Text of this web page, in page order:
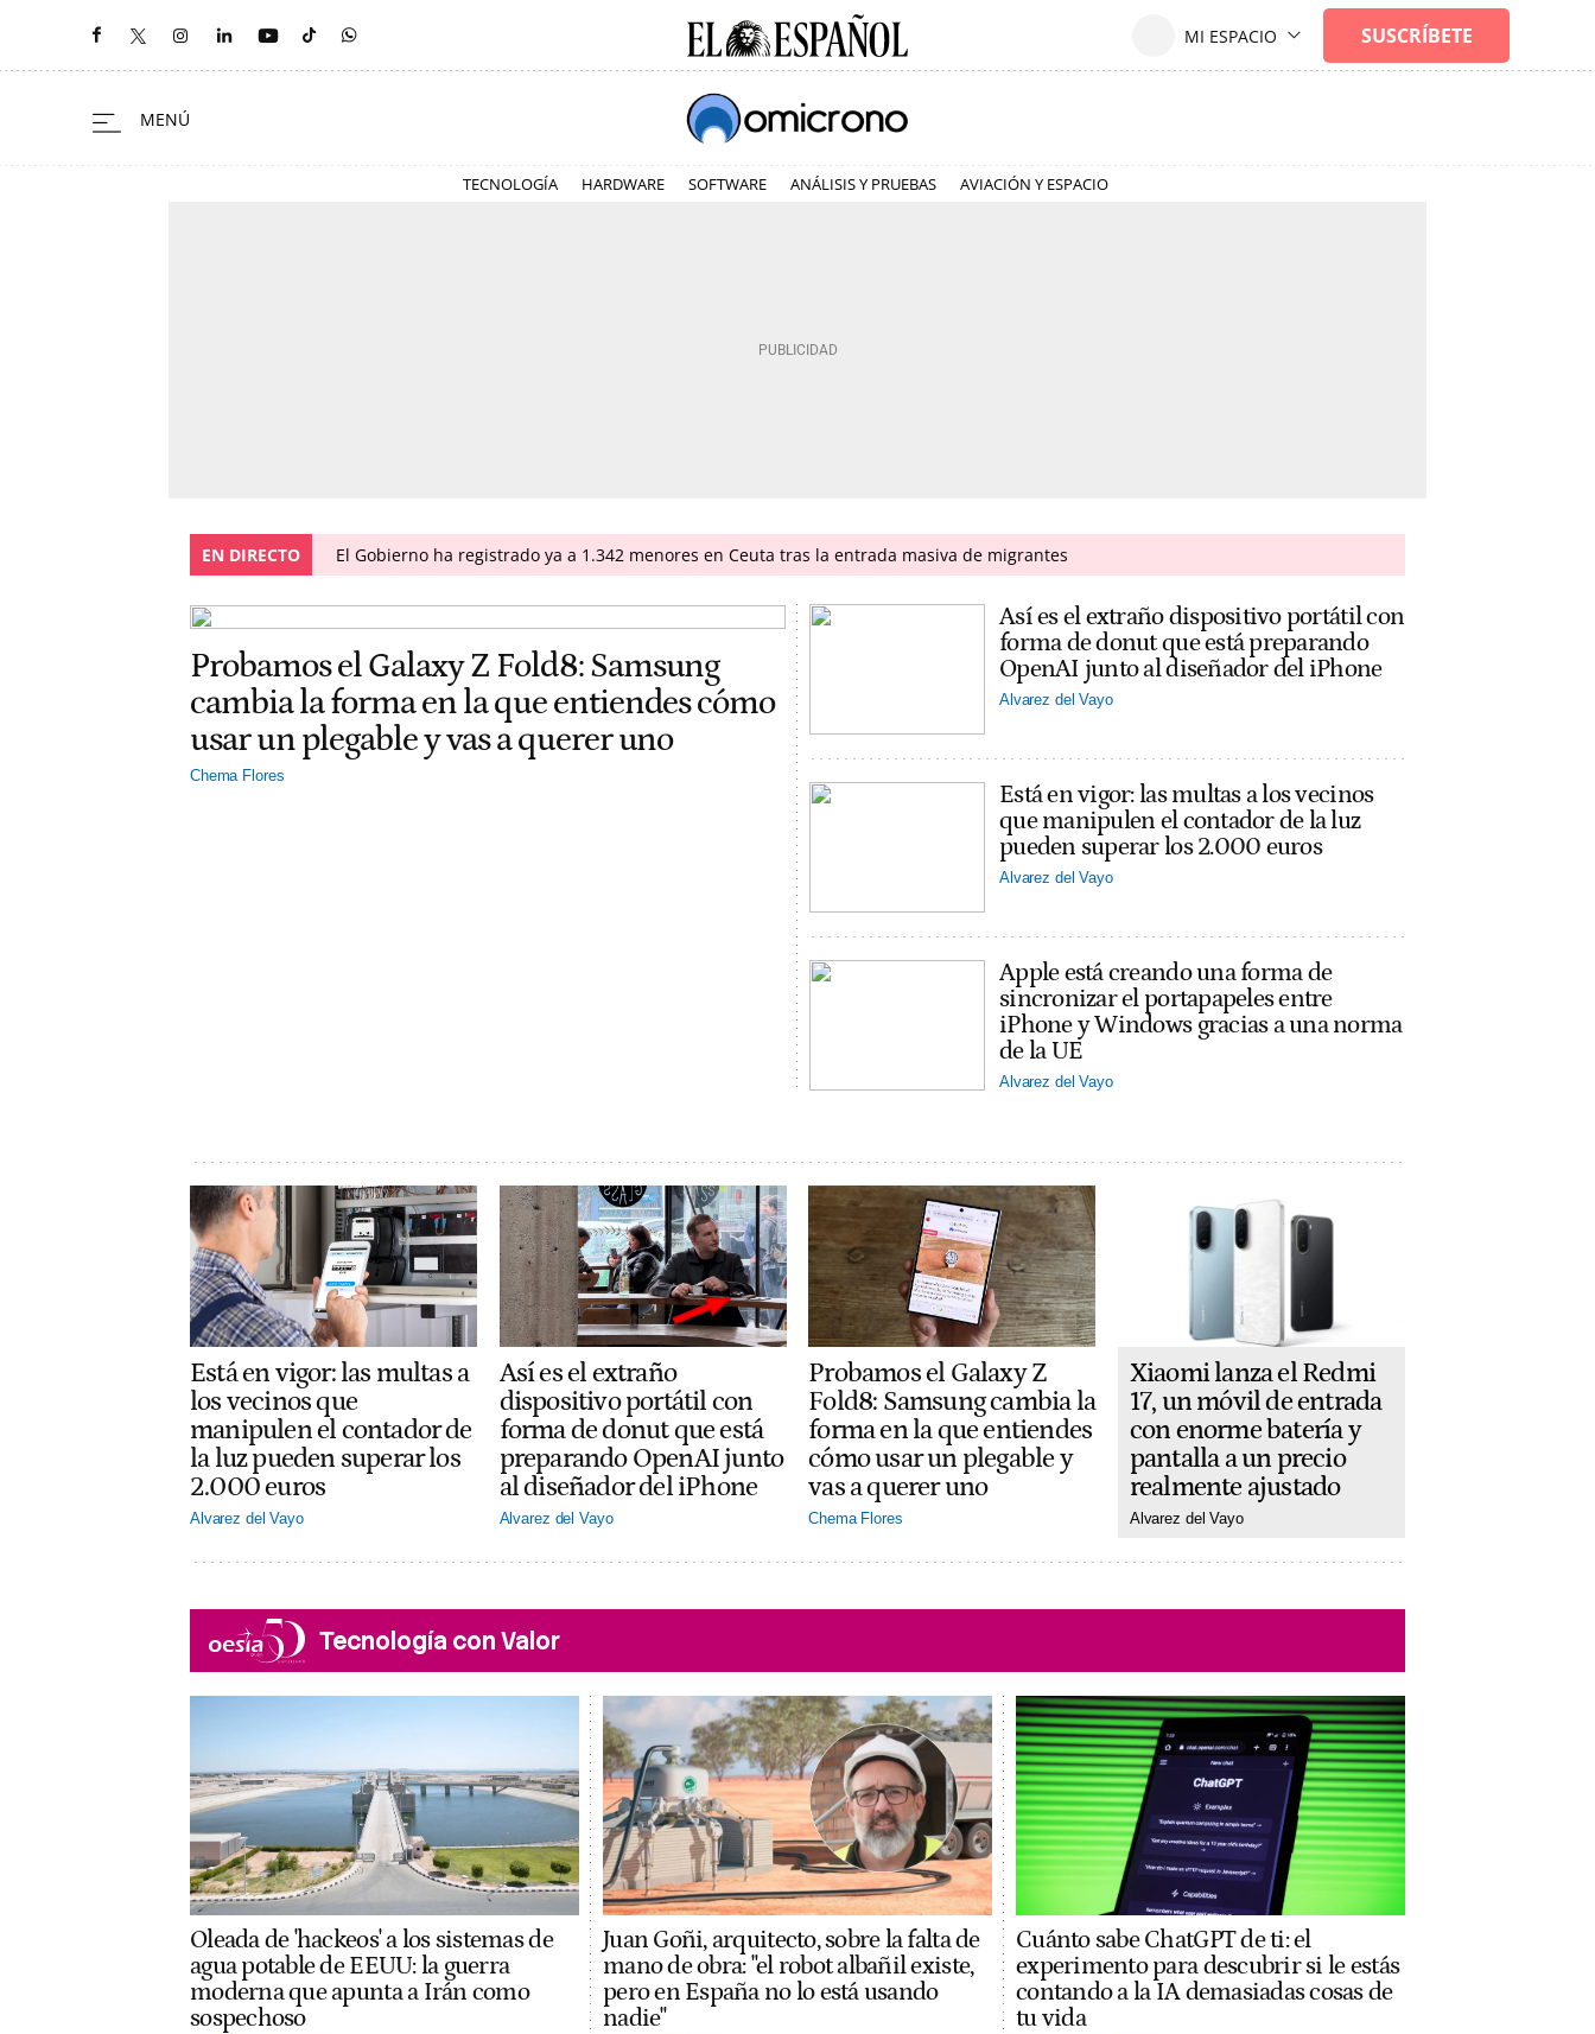
TECNOLOGÍA HARDWARE SOFTWARE ANÁLISIS Y PRUEBAS AVIACIÓN Y ESPACIO
EN DIRECTO El Gobierno ha registrado ya a 1.342 menores en Ceuta tras la entrada masiva de migrantes
Probamos el Galaxy Z Fold8: Samsung
cambia la forma en la que entiendes cómo
usar un plegable y vas a querer uno
Chema Flores
Así es el extraño dispositivo portátil con
forma de donut que está preparando
OpenAI junto al diseñador del iPhone
Alvarez del Vayo
Está en vigor: las multas a los vecinos
que manipulen el contador de la luz
pueden superar los 2.000 euros
Alvarez del Vayo
Apple está creando una forma de
sincronizar el portapapeles entre
iPhone y Windows gracias a una norma
de la UE
Alvarez del Vayo
Está en vigor: las multas a
los vecinos que
manipulen el contador de
la luz pueden superar los
2.000 euros
Alvarez del Vayo
Así es el extraño
dispositivo portátil con
forma de donut que está
preparando OpenAI junto
al diseñador del iPhone
Alvarez del Vayo
Probamos el Galaxy Z
Fold8: Samsung cambia la
forma en la que entiendes
cómo usar un plegable y
vas a querer uno
Chema Flores
Xiaomi lanza el Redmi
17, un móvil de entrada
con enorme batería y
pantalla a un precio
realmente ajustado
Alvarez del Vayo
Tecnología con Valor
Oleada de 'hackeos' a los sistemas de
agua potable de EEUU: la guerra
moderna que apunta a Irán como
sospechoso
Juan Goñi, arquitecto, sobre la falta de
mano de obra: "el robot albañil existe,
pero en España no lo está usando
nadie"
Cuánto sabe ChatGPT de ti: el
experimento para descubrir si le estás
contando a la IA demasiadas cosas de
tu vida